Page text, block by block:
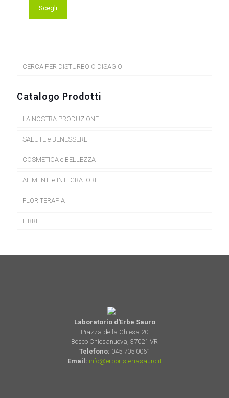
Scegli
Questo
prodotto
opzioni
scelte
pagina
prodotto
CERCA PER DISTURBO O DISAGIO
Catalogo Prodotti
LA NOSTRA PRODUZIONE
SALUTE e BENESSERE
COSMETICA e BELLEZZA
ALIMENTI e INTEGRATORI
FLORITERAPIA
LIBRI
Laboratorio d'Erbe Sauro
Piazza della Chiesa 20
Bosco Chiesanuova, 37021 VR
Telefono: 045 705 0061
Email: info@erboristeriasauro.it